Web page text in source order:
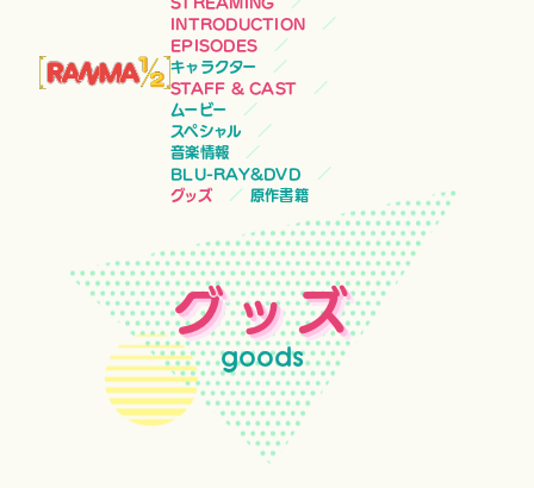
INTRODUCTION
EPISODES
キャラクター
STAFF & CAST
ムービー
スペシャル
音楽情報
BLU-RAY&DVD
グッズ
原作書籍
グッズ
goods